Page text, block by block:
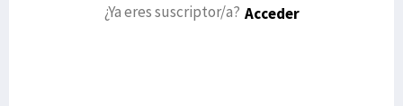
¿Ya eres suscriptor/a? Acceder